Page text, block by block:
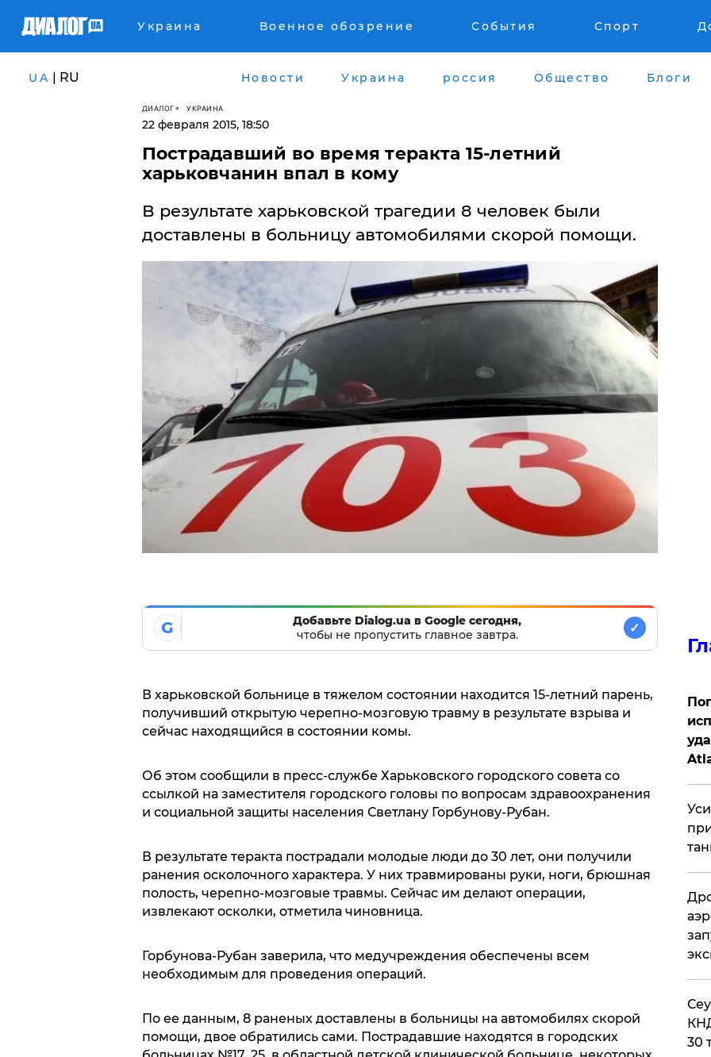
Украина Военное обозрение События Спорт
UA | RU Новости Украина россия Общество Блоги
ДИАЛОГ УКРАИНА
22 февраля 2015, 18:50
Пострадавший во время теракта 15-летний
харьковчанин впал в кому
В результате харьковской трагедии 8 человек были
доставлены в больницу автомобилями скорой помощи.
G
Добавьте Dialog.ua в Google сегодня,
чтобы не пропустить главное завтра.
✓
В харьковской больнице в тяжелом состоянии находится 15-летний парень,
получивший открытую черепно-мозговую травму в результате взрыва и
сейчас находящийся в состоянии комы.
Об этом сообщили в пресс-службе Харьковского городского совета со
ссылкой на заместителя городского головы по вопросам здравоохранения
и социальной защиты населения Светлану Горбунову-Рубан.
В результате теракта пострадали молодые люди до 30 лет, они получили
ранения осколочного характера. У них травмированы руки, ноги, брюшная
полость, черепно-мозговые травмы. Сейчас им делают операции,
извлекают осколки, отметила чиновница.
Горбунова-Рубан заверила, что медучреждения обеспечены всем
необходимым для проведения операций.
По ее данным, 8 раненых доставлены в больницы на автомобилях скорой
помощи, двое обратились сами. Пострадавшие находятся в городских
30